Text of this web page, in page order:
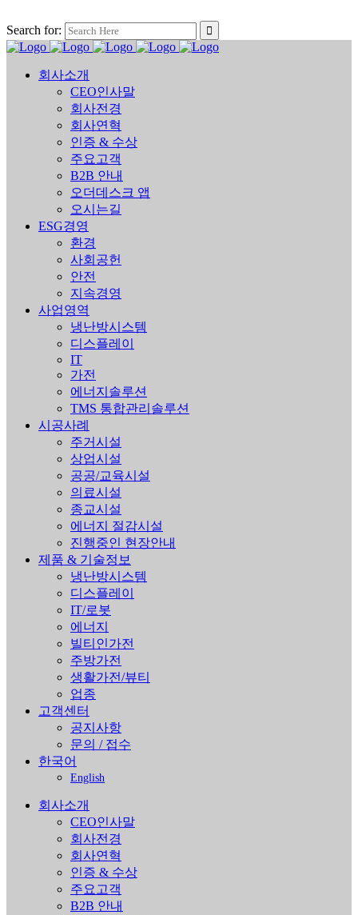
Search for:
회사소개
CEO인사말
회사전경
회사연혁
인증 & 수상
주요고객
B2B 안내
오더데스크 앱
오시는길
ESG경영
환경
사회공헌
안전
지속경영
사업영역
냉난방시스템
디스플레이
IT
가전
에너지솔루션
TMS 통합관리솔루션
시공사례
주거시설
상업시설
공공/교육시설
의료시설
종교시설
에너지 절감시설
진행중인 현장안내
제품 & 기술정보
냉난방시스템
디스플레이
IT/로봇
에너지
빌티인가전
주방가전
생활가전/뷰티
업종
고객센터
공지사항
문의 / 접수
한국어
English
회사소개
CEO인사말
회사전경
회사연혁
인증 & 수상
주요고객
B2B 안내